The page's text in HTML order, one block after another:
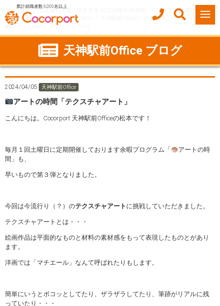
累計就職者数 6,000名以上
ココルポート(就労移行支援・定着支援/自立訓練/計画相談) HOME
事業所紹介
福岡県
福岡市 天神駅前Office
天神駅前Officeのブログ
アートの時間「テクスチャアート」
天神駅前Office ブログ
2024/04/05 天神駅前Office
アートの時間「テクスチャアート」
こんにちは。Cocorport 天神駅前Officeの松本です！
毎月１回土曜日に定期開催しております余暇プログラム「
アートの時
間」も、
早いもので第３弾となりました。
今回は今流行り（？）のテクスチャアート に挑戦していただきました。
テクスチャアートとは・・・
絵画作品は平面的なものと材料の素材感をもって表現したものとがあり
ます。
洋画では「マチエール」なんて呼ばれたりもします。
簡単にいうとボコッとしてたり、ザラザラしてたり、筆跡がリアルに残
っていたり・・・